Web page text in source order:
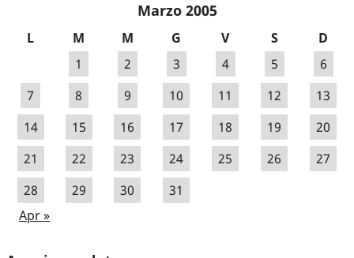
Marzo 2005
L M M G V S
D
1
2 3 4 5
6
7
8 9 10 11 12
13
14
15 16 17 18 19
20
21
22 23 24 25 26
27
28
29 30
31
Apr »